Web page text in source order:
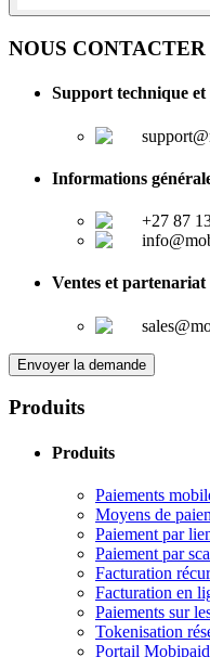
NOUS CONTACTER
Support technique et
Informations
+27 87
Ventes et partenariat
Envoyer la demande
Produits
Produits
Paiements
Moyens de
Paiement par
Paiement par
Facturation
Facturation en
Paiements sur
Tokenisation
Portail Mobipaid